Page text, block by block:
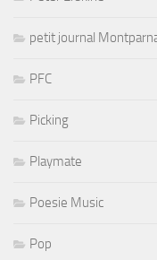
petit journal
PFC
Picking
Playmate
Poesie Music
Pop